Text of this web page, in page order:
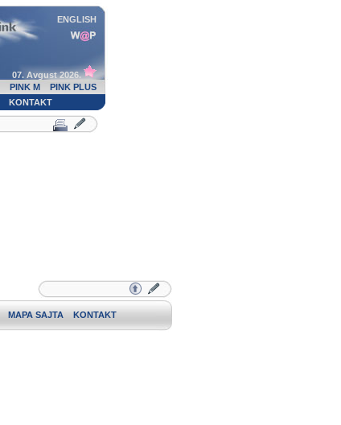
ENGLISH
07. Avgust 2026.
PINK M
PINK PLUS
KONTAKT
MAPA SAJTA KONTAKT